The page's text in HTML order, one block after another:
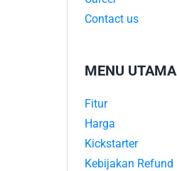
Contact us
MENU UTAMA
Fitur
Harga
Kickstarter
Kebijakan Refund